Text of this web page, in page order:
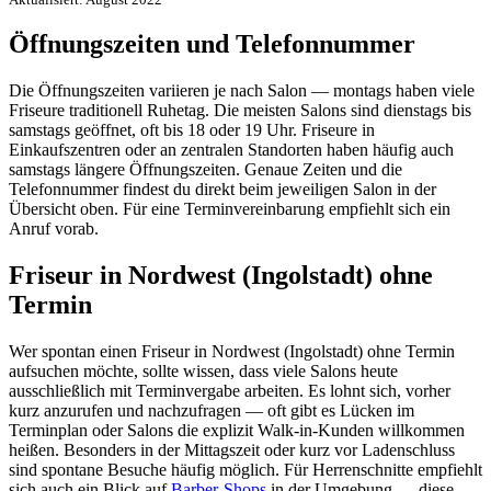
Öffnungszeiten und Telefonnummer
Die Öffnungszeiten variieren je nach Salon — montags haben viele
Friseure traditionell Ruhetag. Die meisten Salons sind dienstags bis
samstags geöffnet, oft bis 18 oder 19 Uhr. Friseure in
Einkaufszentren oder an zentralen Standorten haben häufig auch
samstags längere Öffnungszeiten. Genaue Zeiten und die
Telefonnummer findest du direkt beim jeweiligen Salon in der
Übersicht oben. Für eine Terminvereinbarung empfiehlt sich ein
Anruf vorab.
Friseur in Nordwest (Ingolstadt) ohne
Termin
Wer spontan einen Friseur in Nordwest (Ingolstadt) ohne Termin
aufsuchen möchte, sollte wissen, dass viele Salons heute
ausschließlich mit Terminvergabe arbeiten. Es lohnt sich, vorher
kurz anzurufen und nachzufragen — oft gibt es Lücken im
Terminplan oder Salons die explizit Walk-in-Kunden willkommen
heißen. Besonders in der Mittagszeit oder kurz vor Ladenschluss
sind spontane Besuche häufig möglich. Für Herrenschnitte empfiehlt